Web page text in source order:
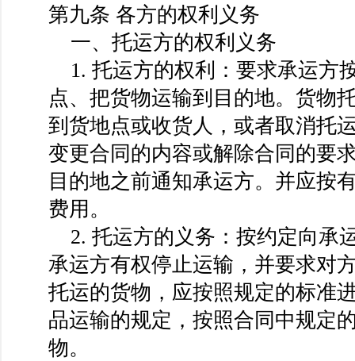
第九条 各方的权利义务
一、托运方的权利义务
1. 托运方的权利：要求承运方
点、把货物运输到目的地。货物
到货地点或收货人，或者取消托
变更合同的内容或解除合同的要
目的地之前通知承运方。并应按
费用。
2. 托运方的义务：按约定向承
承运方有权停止运输，并要求对
托运的货物，应按照规定的标准
品运输的规定，按照合同中规定
物。